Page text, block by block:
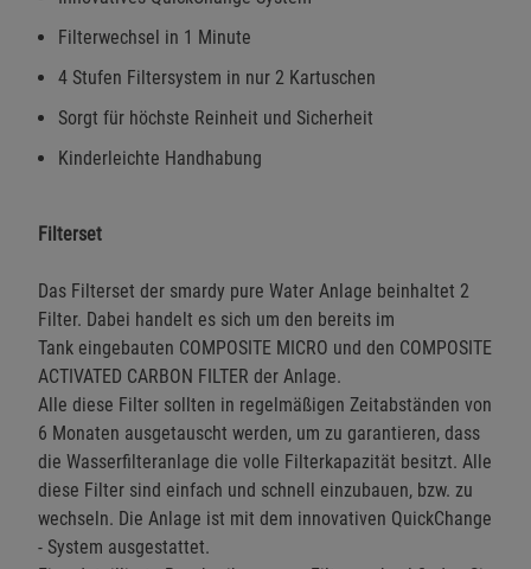
Filterwechsel in 1 Minute
4 Stufen Filtersystem in nur 2 Kartuschen
Sorgt für höchste Reinheit und Sicherheit
Kinderleichte Handhabung
Filterset
Das Filterset der smardy pure Water Anlage beinhaltet 2
Filter. Dabei handelt es sich um den bereits im
Tank eingebauten COMPOSITE MICRO und den COMPOSITE
ACTIVATED CARBON FILTER der Anlage.
Alle diese Filter sollten in regelmäßigen Zeitabständen von
6 Monaten ausgetauscht werden, um zu garantieren, dass
die Wasserfilteranlage die volle Filterkapazität besitzt. Alle
diese Filter sind einfach und schnell einzubauen, bzw. zu
wechseln. Die Anlage ist mit dem innovativen QuickChange
- System ausgestattet.